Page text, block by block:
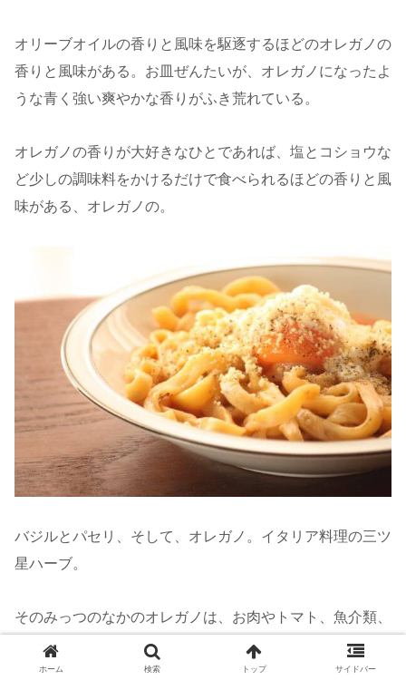
オリーブオイルの香りと風味を駆逐するほどのオレガノの
香りと風味がある。お皿ぜんたいが、オレガノになったよ
うな青く強い爽やかな香りがふき荒れている。
オレガノの香りが大好きなひとであれば、塩とコショウな
ど少しの調味料をかけるだけで食べられるほどの香りと風
味がある、オレガノの。
バジルとパセリ、そして、オレガノ。イタリア料理の三ツ
星ハーブ。
そのみっつのなかのオレガノは、お肉やトマト、魚介類、
チーズなどのパスタソースや食材とあわせやすい。
ホーム 検索 トップ サイドバー